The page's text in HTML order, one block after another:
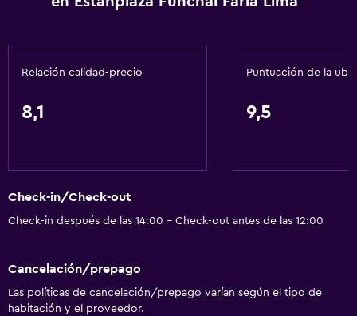
Papeleras
Servicios y facilidades
Salas de conferencia
Instalaciones para reuniones
Recepción 24 horas
Relación calidad-precio
8,1
Puntuación de la
9,5
Check-in/Check-out
Check-in después de las 14:00 - Check-out antes de las 12:00
Cancelación/prepago
Las políticas de cancelación/prepago varían según el tipo de
habitación y el proveedor.